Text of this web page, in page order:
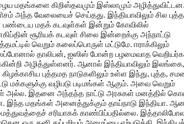
மதங்களை கிறிஸ்தவமும் இஸ்லாமும்
அந்த வேலையைச் செய்தது. இந்தியாவிலும் சில
பண்டைய மதக் கடவுள்கள் இன்றும் கோவிலில்
சூரியக் கடவுள் சிலை இன்றைக்கு அந்நாட்டு
வெறும் கலைப்பொருள் மட்டுமே. ஈராக்கிலும்
தாலிபன், ஐஸிஸ் போன்ற பழமைவாத
அழித்துள்ளனர். ஆனால் இந்தியாவிலும் இலங்கை,
புத்தமத நாடுகளிலும் உள்ள இந்து, புத்த,
மக்களுக்கு வழிபடு படிமங்கள் ஆகும். அவை வெறும்
அல்ல. இதனை அந்தந்த நாட்டு அரசுகள் மனத்தில்
இந்த மதங்கள் அனைத்துக்கும் தாய்நாடு இந்தியா.
சரியாகக் காண்பிப்பதில்லை.